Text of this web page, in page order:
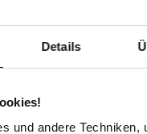
Details
und andere Techniken,